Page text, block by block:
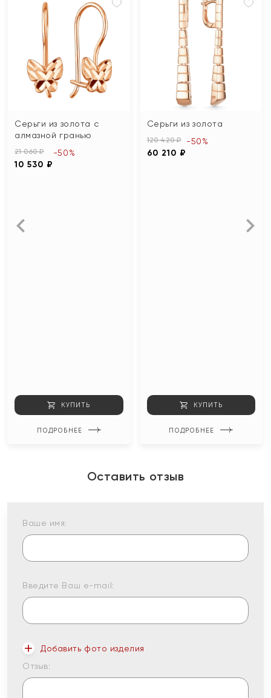
Серьги из золота с
алмазной гранью
21 060 ₽
10 530 ₽
-50%
КУПИТЬ
ПОДРОБНЕЕ
Серьги из золота
120 420 ₽
60 210 ₽
-50%
КУПИТЬ
ПОДРОБНЕЕ
Оставить отзыв
Ваше имя:
Введите Ваш e-mail:
Добавить фото изделия
Отзыв: